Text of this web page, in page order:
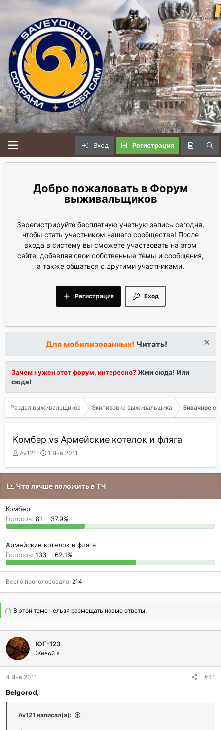
Вход Регистрация
Форум
выживальщиков
Зарегистрируйте бесплатную учетную запись сегодня,
чтобы стать участником нашего сообщества! После
входа в систему вы сможете участвовать на этом
сайте, добавляя свои собственные темы и сообщения,
а также общаться с другими участниками.
Вход
Регистрация
Для мобилизованных! Читать!
Зачем нужен этот форум, интересно?Жми сюда! Или
сюда!
Раздел выживальщиков Экипировка выживальщика Бивачное
Комбер vs Армейские котелок и фляга
А
т
р
т
е
ы
Av121
Д
т
н
а
л
1 Янв 2011
Что лучше положить в ТЧ
Комбер
Голосов: 81 37.9%
Армейские котелок и фляга
Голосов: 133 62.1%
Всего проголосовало 214
В этой теме нельзя размещать новые ответы.
ЮГ-123
Живой я
4 Янв 2011 #41
Belgorod,
Av121 написал(а):